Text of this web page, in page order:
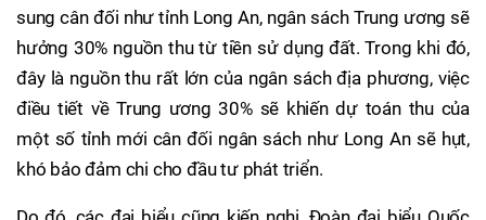
sung cân đối như tỉnh Long An, ngân sách Trung ương sẽ
hưởng 30% nguồn thu từ tiền sử dụng đất. Trong khi đó,
đây là nguồn thu rất lớn của ngân sách địa phương, việc
điều tiết về Trung ương 30% sẽ khiến dự toán thu của
một số tỉnh mới cân đối ngân sách như Long An sẽ hụt,
khó bảo đảm chi cho đầu tư phát triển.